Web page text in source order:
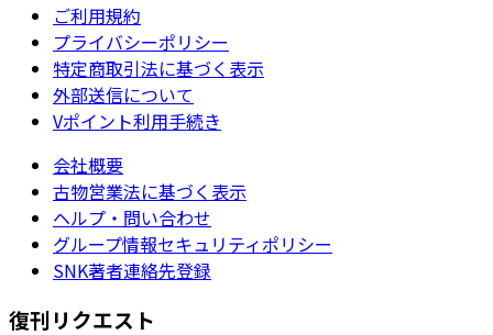
ご利用規約
プライバシーポリシー
特定商取引法に基づく表示
外部送信について
Vポイント利用手続き
会社概要
古物営業法に基づく表示
ヘルプ・問い合わせ
グループ情報セキュリティポリシー
SNK著者連絡先登録
復刊リクエスト